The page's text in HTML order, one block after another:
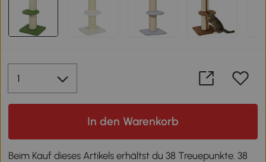
In den Warenkorb
Beim Kauf dieses Artikels erhältst du 38 Treuepunkte. 38